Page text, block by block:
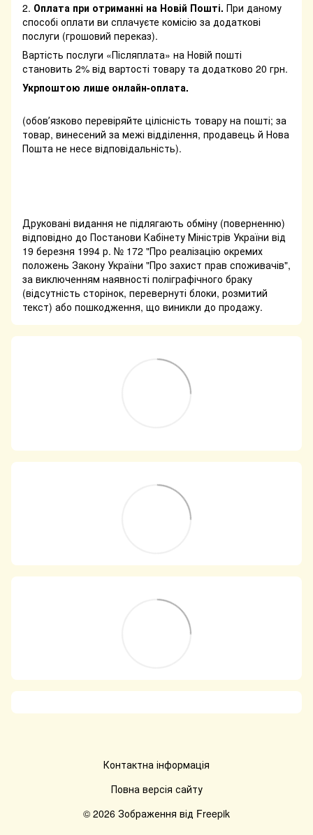
2. Оплата при отриманні на Новій Пошті. При даному
способі оплати ви сплачуєте комісію за додаткові
послуги (грошовий переказ).
Вартість послуги «Післяплата» на Новій пошті
становить 2% від вартості товару та додатково 20 грн.
Укрпоштою лише онлайн-оплата.
(обовʼязково перевіряйте цілісність товару на пошті; за
товар, винесений за межі відділення, продавець й Нова
Пошта не несе відповідальність).
Друковані видання не підлягають обміну (поверненню)
відповідно до Постанови Кабінету Міністрів України від
19 березня 1994 р. № 172 "Про реалізацію окремих
положень Закону України "Про захист прав споживачів",
за виключенням наявності поліграфічного браку
(відсутність сторінок, перевернуті блоки, розмитий
текст) або пошкодження, що виникли до продажу.
Контактна інформація
Повна версія сайту
© 2026 Зображення від Freepik